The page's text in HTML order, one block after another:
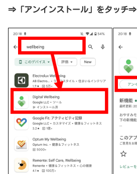
⇒「アンインストール」をタッチ⇒